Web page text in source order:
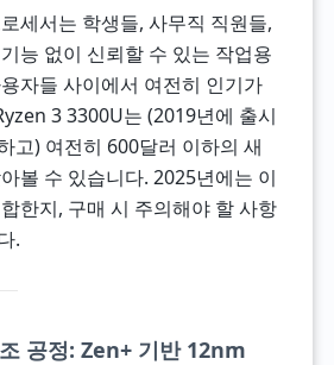
세서는 학생들, 사무직 직원들,
능 없이 신뢰할 수 있는 작업용
자들 사이에서 여전히 인기가
3 3300U는 (2019년에 출시
고) 여전히 600달러 이하의 새
볼 수 있습니다. 2025년에는 이
한지, 구매 시 주의해야 할 사항
.
공정: Zen+ 기반 12nm